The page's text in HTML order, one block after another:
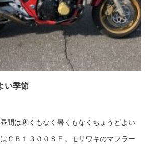
い季節
間は寒くもなく暑くもなくちょうどよい
ＣＢ１３００ＳＦ。モリワキのマフラー